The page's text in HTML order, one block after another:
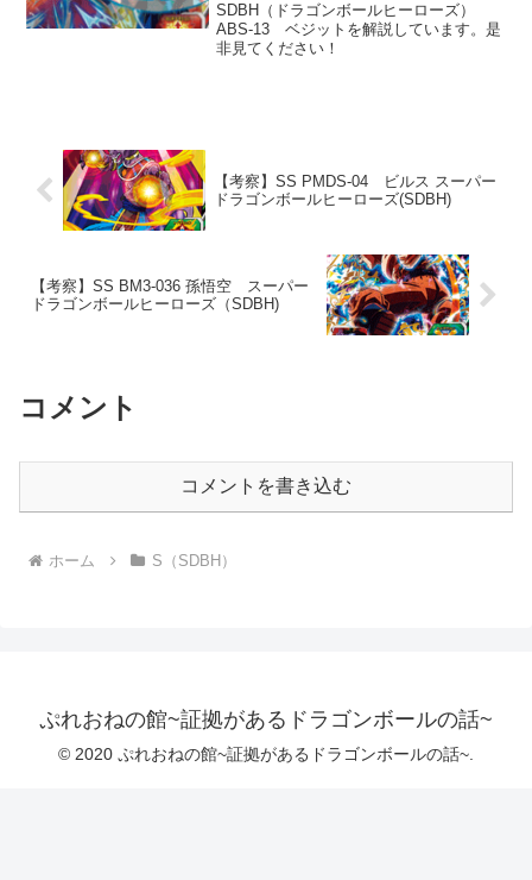
SDBH（ドラゴンボールヒーローズ）
ABS-13 ベジットを解説しています。是
非見てください！
【考察】SS PMDS-04 ビルス スーパー
ドラゴンボールヒーローズ(SDBH)
【考察】SS BM3-036 孫悟空 スーパー
ドラゴンボールヒーローズ（SDBH)
コメント
コメントを書き込む
ホーム S（SDBH）
ぷれおねの館~証拠があるドラゴンボールの話~
© 2020 ぷれおねの館~証拠があるドラゴンボールの話~.